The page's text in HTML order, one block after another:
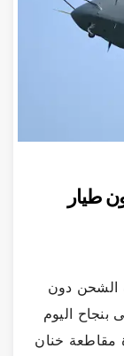
طيار
الشحن دون
الأولى بنجاح اليوم
مقاطعة خنان